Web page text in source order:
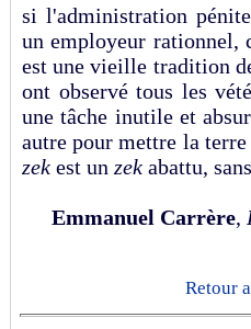
si l'administration
un employeur rationnel,
est une vieille tradition
ont observé tous les
une tâche inutile et
autre pour mettre la
zek est un zek abattu,
Emmanuel Carrère,
Retour